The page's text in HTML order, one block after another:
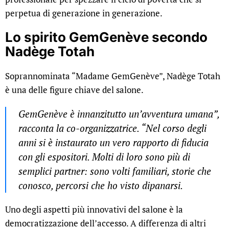
perpetua di generazione in generazione.
Lo spirito GemGenève secondo
Nadège Totah
Soprannominata “Madame GemGenève”, Nadège Totah
è una delle figure chiave del salone.
GemGenève è innanzitutto un’avventura umana”,
racconta la co-organizzatrice. “Nel corso degli
anni si è instaurato un vero rapporto di fiducia
con gli espositori. Molti di loro sono più di
semplici partner: sono volti familiari, storie che
conosco, percorsi che ho visto dipanarsi.
Uno degli aspetti più innovativi del salone è la
democratizzazione dell’accesso. A differenza di altri